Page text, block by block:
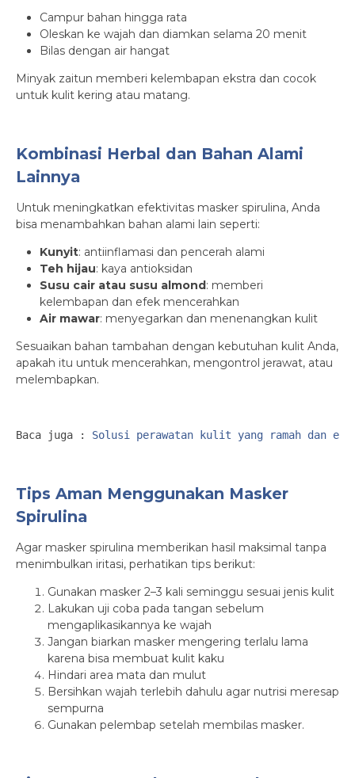
Campur bahan hingga rata
Oleskan ke wajah dan diamkan selama 20 menit
Bilas dengan air hangat
Minyak zaitun memberi kelembapan ekstra dan cocok
untuk kulit kering atau matang.
Kombinasi Herbal dan Bahan Alami
Lainnya
Untuk meningkatkan efektivitas masker spirulina, Anda
bisa menambahkan bahan alami lain seperti:
Kunyit: antiinflamasi dan pencerah alami
Teh hijau: kaya antioksidan
Susu cair atau susu almond: memberi
kelembapan dan efek mencerahkan
Air mawar: menyegarkan dan menenangkan kulit
Sesuaikan bahan tambahan dengan kebutuhan kulit Anda,
apakah itu untuk mencerahkan, mengontrol jerawat, atau
melembapkan.
Baca juga : Solusi perawatan kulit yang ramah dan
Tips Aman Menggunakan Masker
Spirulina
Agar masker spirulina memberikan hasil maksimal tanpa
menimbulkan iritasi, perhatikan tips berikut:
Gunakan masker 2–3 kali seminggu sesuai jenis kulit
Lakukan uji coba pada tangan sebelum
mengaplikasikannya ke wajah
Jangan biarkan masker mengering terlalu lama
karena bisa membuat kulit kaku
Hindari area mata dan mulut
Bersihkan wajah terlebih dahulu agar nutrisi meresap
sempurna
Gunakan pelembap setelah membilas masker.